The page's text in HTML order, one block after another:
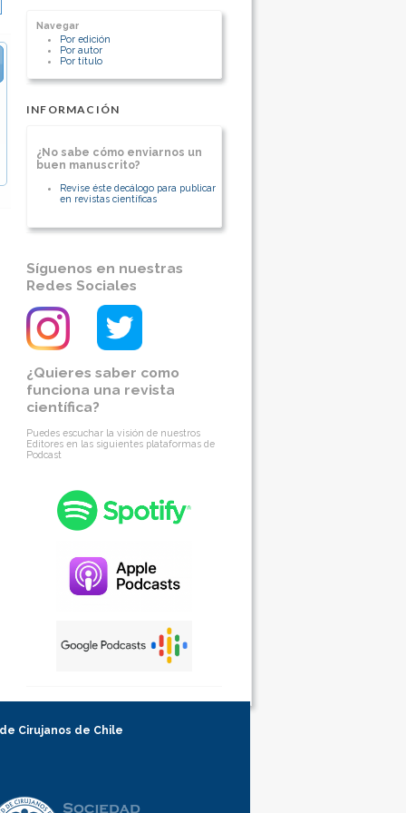
Navegar
Por edición
Por autor
Por título
INFORMACIÓN
¿No sabe cómo enviarnos un
buen manuscrito?
Revise éste decálogo para publicar
en revistas científicas
Síguenos en nuestras
Redes Sociales
¿Quieres saber como
funciona una revista
científica?
Puedes escuchar la visión de nuestros
Editores en las siguientes plataformas de
Podcast
Cirujanos de Chile